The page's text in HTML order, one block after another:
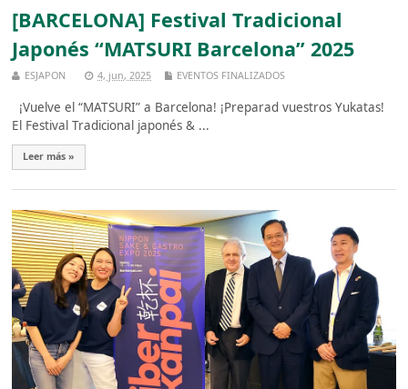
[BARCELONA] Festival Tradicional
Japonés “MATSURI Barcelona” 2025
ESJAPON 4, jun, 2025 EVENTOS FINALIZADOS
¡Vuelve el “MATSURI” a Barcelona! ¡Preparad vuestros Yukatas!
El Festival Tradicional japonés & ...
Leer más »